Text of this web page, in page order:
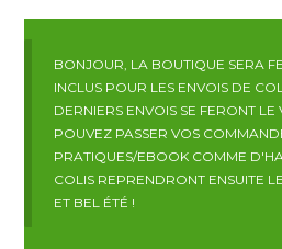
BONJOUR, LA BOUTIQUE SERA
INCLUS POUR LES ENVOIS DE
DERNIERS ENVOIS SE FERONT
POUVEZ PASSER VOS
PRATIQUES/EBOOK COMME
COLIS REPRENDRONT ENSUITE
ET BEL ÉTÉ !